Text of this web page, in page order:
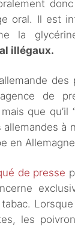
oral. Il est
la
illégaux.
de
que
à
en
de presse
les